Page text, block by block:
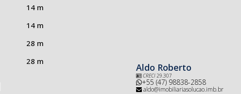
14 m
14 m
28 m
28 m
Aldo Roberto
CRECI29.307
+55 (47) 98838-2858
aldo@imobiliariasolucao.imb.br